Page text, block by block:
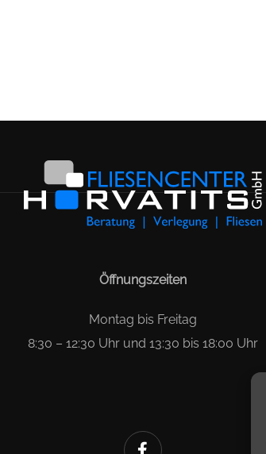
Öffnungszeiten
Montag bis Freitag
8:30 – 12:30 Uhr und 13:30 bis 18:00 Uhr